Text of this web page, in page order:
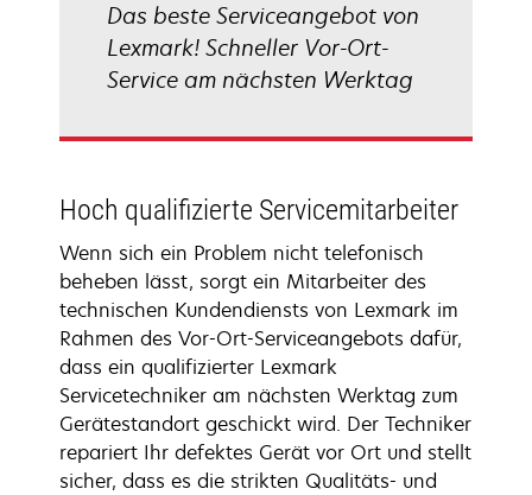
Das beste Serviceangebot von
Lexmark! Schneller Vor-Ort-
Service am nächsten Werktag
Hoch qualifizierte Servicemitarbeiter
Wenn sich ein Problem nicht telefonisch
beheben lässt, sorgt ein Mitarbeiter des
technischen Kundendiensts von Lexmark im
Rahmen des Vor-Ort-Serviceangebots dafür,
dass ein qualifizierter Lexmark
Servicetechniker am nächsten Werktag zum
Gerätestandort geschickt wird. Der Techniker
repariert Ihr defektes Gerät vor Ort und stellt
sicher, dass es die strikten Qualitäts- und